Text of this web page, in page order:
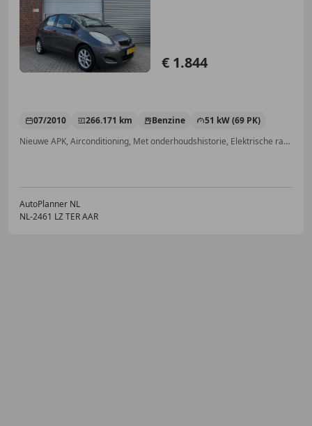
€ 1.844
07/2010 266.171 km Benzine
51 kW (69 PK)
Nieuwe APK, Airconditioning, Met onderhoudshistorie, Elektrische ramen, Radio, Centrale deurvergrendeling met afstandsbediening, Elektrisch verstelbare buitenspiegels, CD
AutoPlanner NL
NL-2461 LZ TER AAR